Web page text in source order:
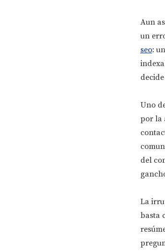
Aun
un
seo:
Uno
por la
del
La
basta